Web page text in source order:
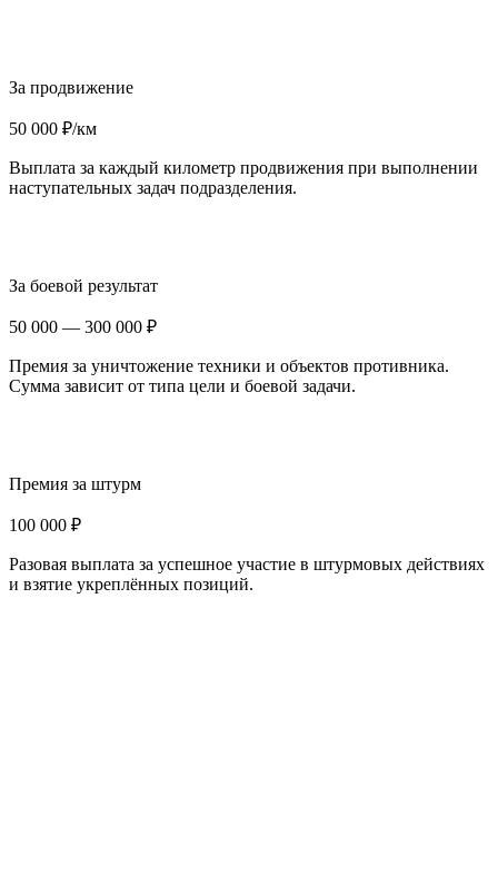
За продвижение
50 000 ₽/км
Выплата за каждый километр продвижения при выполнении
наступательных задач подразделения.
За боевой результат
50 000 — 300 000 ₽
Премия за уничтожение техники и объектов противника.
Сумма зависит от типа цели и боевой задачи.
Премия за штурм
100 000 ₽
Разовая выплата за успешное участие в штурмовых действиях
и взятие укреплённых позиций.